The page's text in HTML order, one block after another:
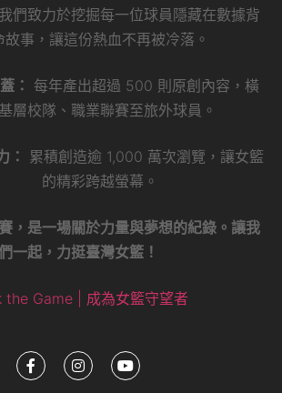
們致力於挖掘每一位球員隱藏在數據背
故事，讓這份熱血不再被冷落。
： 每年產出超過 500 則原創內容，橫
層校隊、職業聯賽至旅外球員。
：
累積創造逾 1,000 萬次瀏覽，讓女籃
的精彩跨越螢幕。
，是一場關於力量與夢想的紀錄。讓我
一起，力挺臺灣女籃！
the Game | 成為女籃守望者